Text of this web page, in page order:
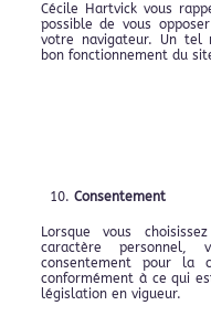
Cécile Hartvick vous
possible de vous
votre navigateur. Un tel
bon fonctionnement du
Consentement
Lorsque vous
caractère personnel,
consentement pour la
conformément à ce qui
législation en vigueur.